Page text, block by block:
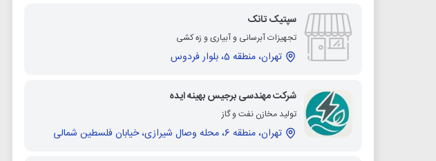
سپتیک تانک
تجهیزات آبرسانی و آبیاری و زه کشی
تهران، منطقه 5، بلوار فردوس
شرکت مهندسی برجیس بهینه ایده
تولید مخازن نفت و گاز
تهران، منطقه 6، محله وصال شیرازی، خیابان فلسطین شمالی